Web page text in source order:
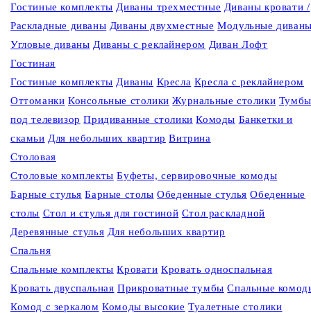
Гостиные комплекты Диваны трехместные Диваны кровати /
Раскладные диваны Диваны двухместные Модульные
Угловые диваны Диваны c реклайнером Диван Лофт
Гостиная
Гостиные комплекты Диваны Кресла Кресла c реклайнером
Оттоманки Консольные столики Журнальные столики Тумбы
под телевизор Придиванные столики Комоды Банкетки и
скамьи Для небольших квартир Витрина
Столовая
Столовые комплекты Буфеты, сервировочные комоды
Барные стулья Барные столы Обеденные стулья Обеденные
столы Стол и стулья для гостиной Стол раскладной
Деревянные стулья Для небольших квартир
Спальня
Спальные комплекты Кровати Кровать односпальная
Кровать двуспальная Прикроватные тумбы Спальные
Комод с зеркалом Комоды высокие Туалетные столики